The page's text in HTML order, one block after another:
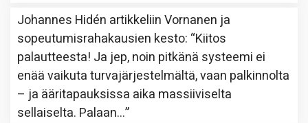
Johannes Hidén artikkeliinVornanen ja
sopeutumisrahakausien kesto: “Kiitos
palautteesta! Ja jep, noin pitkänä systeemi ei
enää vaikuta turvajärjestelmältä, vaan palkinnolta
– ja ääritapauksissa aika massiiviselta
sellaiselta. Palaan…”